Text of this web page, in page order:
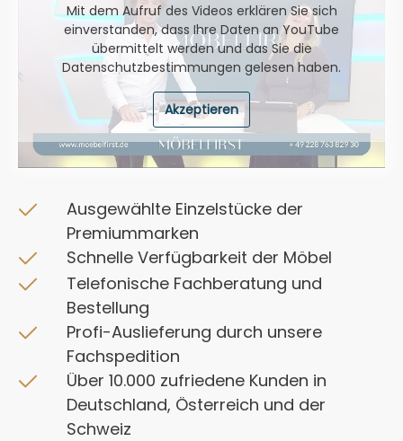
Mit dem Aufruf des Videos erklären Sie sich
einverstanden, dass Ihre Daten an YouTube
übermittelt werden und das Sie die
Datenschutzbestimmungen gelesen haben.
Akzeptieren
Ausgewählte Einzelstücke der
Premiummarken
Schnelle Verfügbarkeit der Möbel
Telefonische Fachberatung und
Bestellung
Profi-Auslieferung durch unsere
Fachspedition
Über 10.000 zufriedene Kunden in
Deutschland, Österreich und der
Schweiz